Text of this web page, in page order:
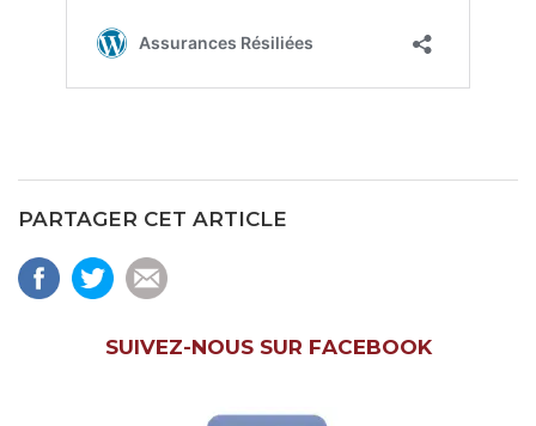
PARTAGER CET ARTICLE
SUIVEZ-NOUS SUR FACEBOOK